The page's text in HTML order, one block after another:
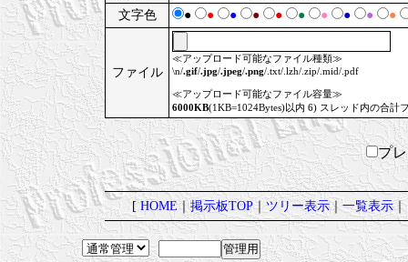
文字色 ● ● ● ● ● ● ● ● ● ●
ファイル
≪アップロード可能なファイル種類≫
\n/.gif/.jpg/.jpeg/.png/.txt/.lzh/.zip/.mid/.pdf
≪アップロード可能なファイル容量≫
6000KB(1KB=1024Bytes)以内 6) スレッド内の合計
プ
[HOME｜掲示板TOP｜ツリー表示｜一覧表示｜